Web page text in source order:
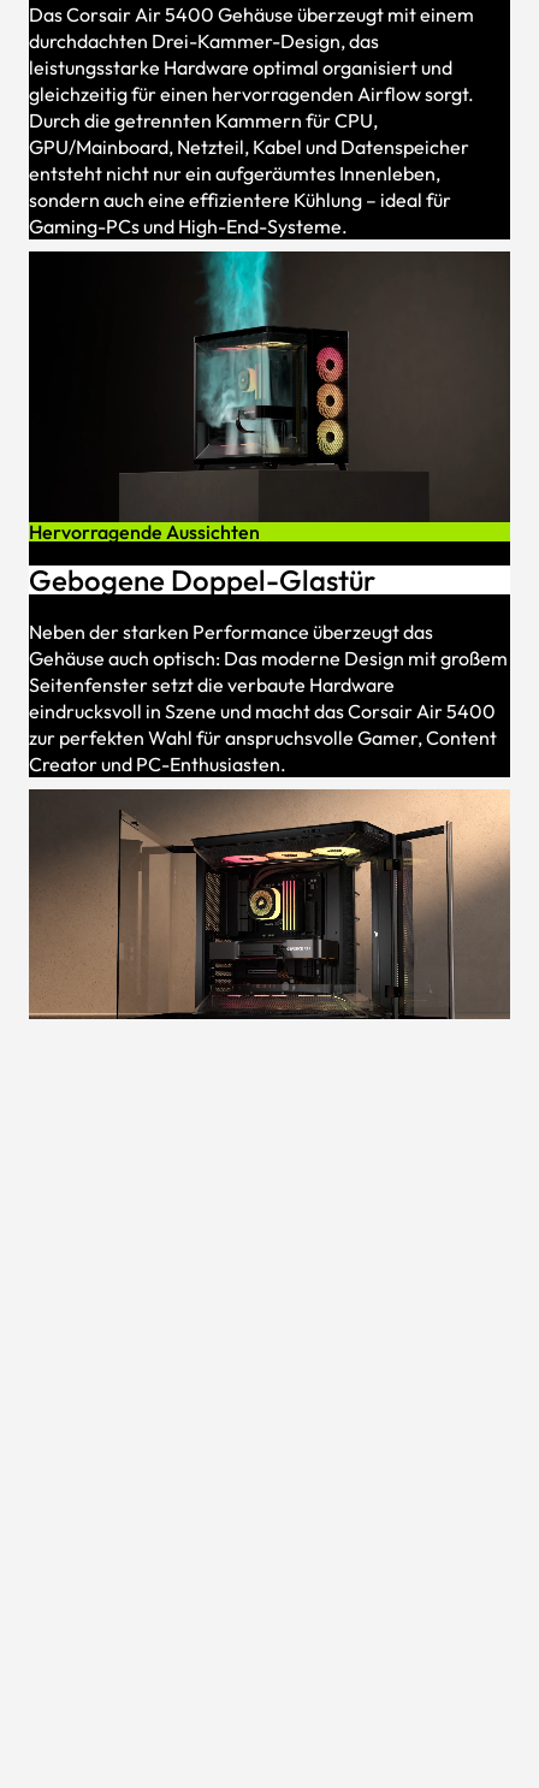
Das Corsair Air 5400 Gehäuse überzeugt mit einem
durchdachten Drei-Kammer-Design, das
leistungsstarke Hardware optimal organisiert und
gleichzeitig für einen hervorragenden Airflow sorgt.
Durch die getrennten Kammern für CPU,
GPU/Mainboard, Netzteil, Kabel und Datenspeicher
entsteht nicht nur ein aufgeräumtes Innenleben,
sondern auch eine effizientere Kühlung – ideal für
Gaming-PCs und High-End-Systeme.
Hervorragende Aussichten
Gebogene Doppel-Glastür
Neben der starken Performance überzeugt das
Gehäuse auch optisch: Das moderne Design mit großem
Seitenfenster setzt die verbaute Hardware
eindrucksvoll in Szene und macht das Corsair Air 5400
zur perfekten Wahl für anspruchsvolle Gamer, Content
Creator und PC-Enthusiasten.